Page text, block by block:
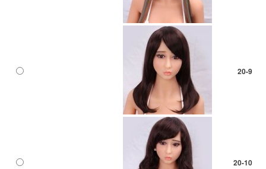
20-9
20-10